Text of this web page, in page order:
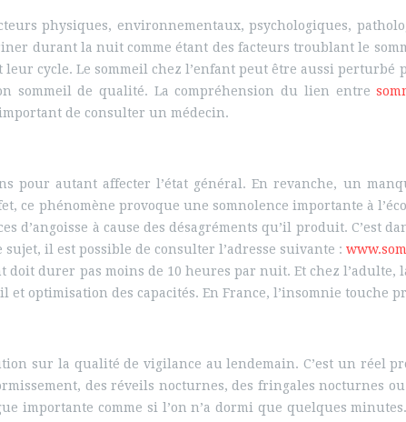
physiques, environnementaux, psychologiques,
durant la nuit comme étant des facteurs troublant le
cycle. Le sommeil chez l’enfant peut être aussi
sommeil de qualité. La compréhension du lien entre
de consulter un médecin.
pour autant affecter l’état général. En revanche, un
phénomène provoque une somnolence importante à
d’angoisse à cause des désagréments qu’il produit. C’est
il est possible de consulter l’adresse suivante :
durer pas moins de 10 heures par nuit. Et chez
optimisation des capacités. En France, l’insomnie touche
sur la qualité de vigilance au lendemain. C’est un réel
des réveils nocturnes, des fringales nocturnes
importante comme si l’on n’a dormi que quelques